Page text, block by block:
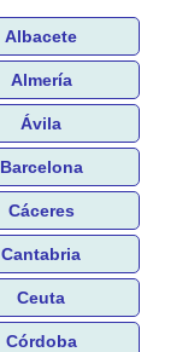
Albacete
Almería
Ávila
Barcelona
Cáceres
Cantabria
Ceuta
Córdoba